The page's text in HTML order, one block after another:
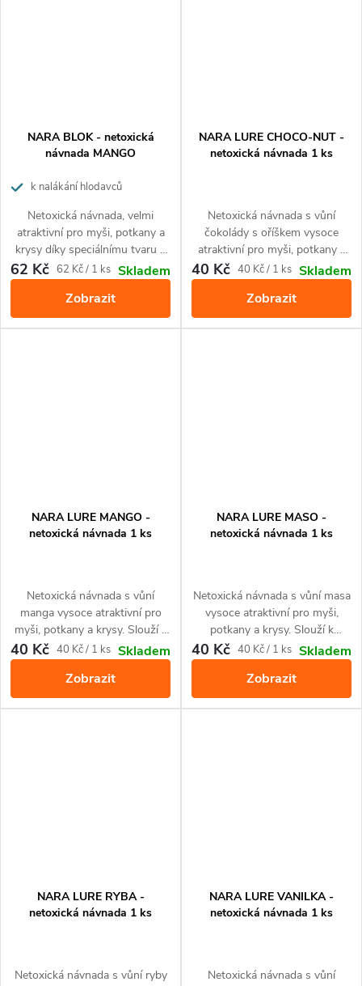
NARA BLOK - netoxická
návnada MANGO
k nalákání hlodavců
Netoxická návnada, velmi
atraktivní pro myši, potkany a
krysy díky speciálnímu tvaru a
složení vnadidla. Slouží k
přilákání do pastí a monitoringu
výskytu.
62 Kč Měrná
62 Kč / 1 ks Skladem
Zobrazit
NARA LURE CHOCO-NUT -
netoxická návnada 1 ks
Netoxická návnada s vůní
čokolády s oříškem vysoce
atraktivní pro myši, potkany a
krysy. Slouží k přilákání do pastí
a monitoringu jejich výskytu.
Díky tvaru skvěle padne do
pastí pro potkany a myši
VICTOR Power-Kill
40 Kč Měrná
40 Kč / 1 ks Skladem
Zobrazit
NARA LURE MANGO -
netoxická návnada 1 ks
Netoxická návnada s vůní
manga vysoce atraktivní pro
myši, potkany a krysy. Slouží k
přilákání do pastí a monitoringu
jejich výskytu. Díky tvaru skvěle
padne do pastí pro potkany a
myši VICTOR Power-Kill.
40 Kč Měrná
40 Kč / 1 ks Skladem
Zobrazit
NARA LURE MASO -
netoxická návnada 1 ks
Netoxická návnada s vůní masa
vysoce atraktivní pro myši,
potkany a krysy. Slouží k
přilákání do pastí a monitoringu
jejich výskytu. Díky tvaru skvěle
padne do pastí pro potkany a
myši VICTOR Power-Kill
40 Kč Měrná
40 Kč / 1 ks Skladem
Zobrazit
NARA LURE RYBA -
netoxická návnada 1 ks
Netoxická návnada s vůní ryby
NARA LURE VANILKA -
netoxická návnada 1 ks
Netoxická návnada s vůní